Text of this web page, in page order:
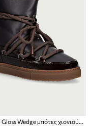
Inuikii Gloss Wedge μπότες χιονιού Γυναικείες δερμάτινες